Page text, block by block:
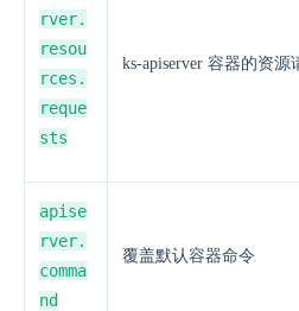
rver.
resou
rces.
reque
sts
ks-apiserver 容器的资源
apise
rver.
comma
nd
覆盖默认容器命令